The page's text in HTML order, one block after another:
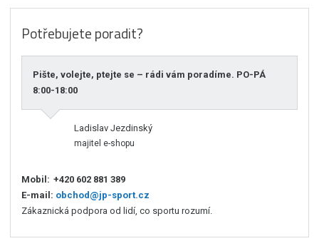
Potřebujete poradit?
Pište, volejte, ptejte se – rádi vám poradíme. PO-PÁ
8:00-18:00
Ladislav Jezdinský
majitel e-shopu
Mobil: +420 602 881 389
E-mail: obchod@jp-sport.cz
Zákaznická podpora od lidí, co sportu rozumí.